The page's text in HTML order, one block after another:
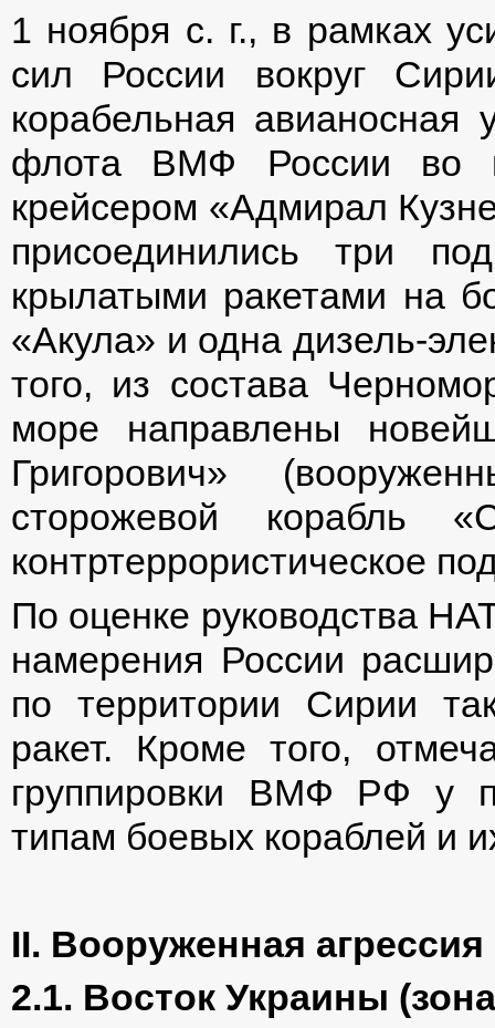
1 ноября с. г., в рамках
сил России вокруг
корабельная авианосная
флота ВМФ России во
крейсером «Адмирал
присоединились три
крылатыми ракетами на
«Акула» и одна дизель-
того, из состава
море направлены
Григорович»
сторожевой корабль
контртеррористическое
По оценке руководства
намерения России
по территории Сирии
ракет. Кроме того,
группировки ВМФ РФ у
типам боевых кораблей и
ІІ. Вооруженная
2.1. Восток Украины